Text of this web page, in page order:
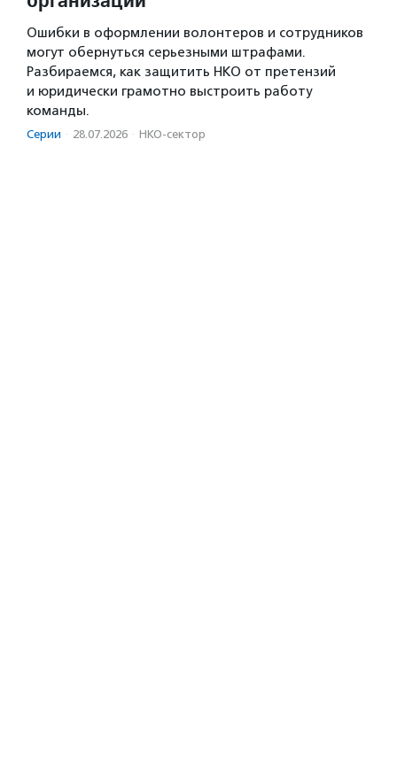
Ошибки в оформлении волонтеров и сотрудников
могут обернуться серьезными штрафами.
Разбираемся, как защитить НКО от претензий
и юридически грамотно выстроить работу
команды.
Серии · 28.07.2026 · НКО-сектор